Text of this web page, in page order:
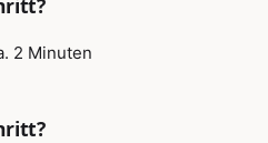
2 Minuten